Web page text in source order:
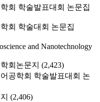
회 학술발표대회 논문집
회 학술대회 논문집
and Nanotechnology
회논문지 (2,423)
공학회 학술발표대회 논
(2,406)